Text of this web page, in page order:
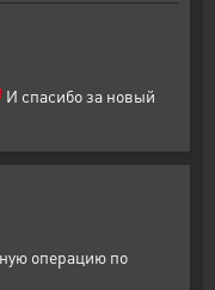
спасибо за новый
операцию по